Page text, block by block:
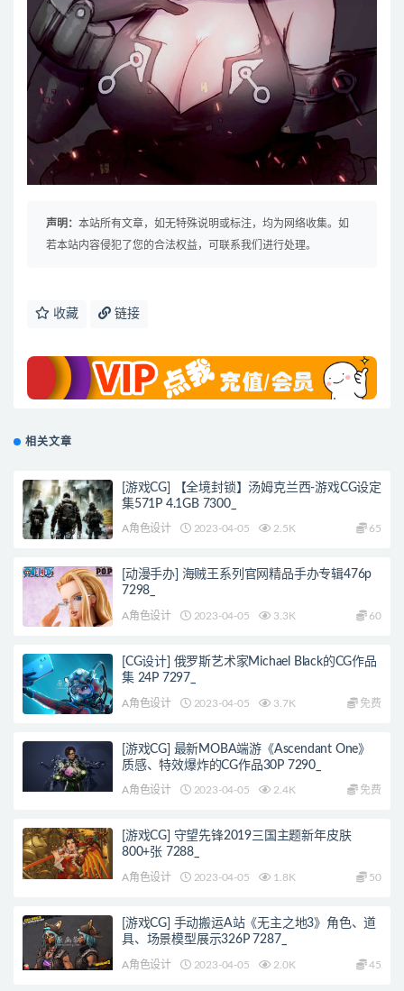
声明： 本站所有文章，如无特殊说明或标注，均为网络收集。如
若本站内容侵犯了您的合法权益，可联系我们进行处理。
收藏 链接
相关文章
[游戏CG] 【全境封锁】汤姆克兰西-游戏CG设定
集571P 4.1GB 7300_
A角色设计 2023-04-05 2.5K 65
[动漫手办] 海贼王系列官网精品手办专辑476p
7298_
A角色设计 2023-04-05 3.3K 60
[CG设计] 俄罗斯艺术家Michael Black的CG作品
集 24P 7297_
A角色设计 2023-04-05 3.7K 免费
[游戏CG] 最新MOBA端游《Ascendant One》
质感、特效爆炸的CG作品30P 7290_
A角色设计 2023-04-05 2.4K 免费
[游戏CG] 守望先锋2019三国主题新年皮肤
800+张 7288_
A角色设计 2023-04-05 1.8K 50
[游戏CG] 手动搬运A站《无主之地3》角色、道
具、场景模型展示326P 7287_
A角色设计 2023-04-05 2.0K 45